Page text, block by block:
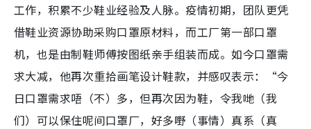
工作，积累不少鞋业经验及人脉。疫情初期，团队更凭
借鞋业资源协助采购口罩原材料，而工厂第一部口罩
机，也是由制鞋师傅按图纸亲手组装而成。如今口罩需
求大减，他再次重拾画笔设计鞋款，并感叹表示：“今
日口罩需求唔（不）多，但再次因为鞋，令我哋（我
们）可以保住呢间口罩厂，好多嘢（事情）真系（真